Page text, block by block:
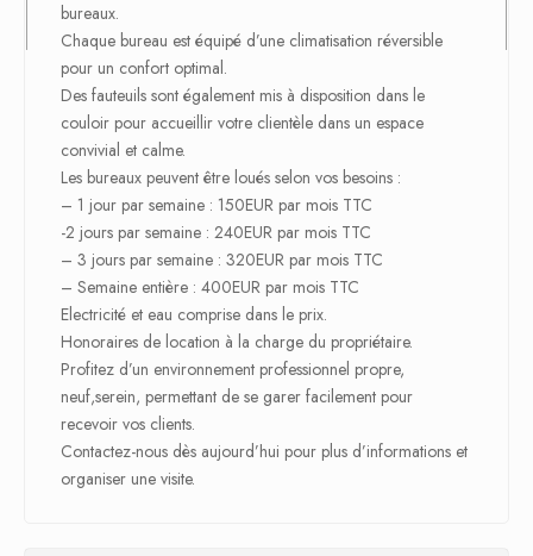
bureaux.
Chaque bureau est équipé d’une climatisation réversible
pour un confort optimal.
Des fauteuils sont également mis à disposition dans le
couloir pour accueillir votre clientèle dans un espace
convivial et calme.
Les bureaux peuvent être loués selon vos besoins :
– 1 jour par semaine : 150EUR par mois TTC
-2 jours par semaine : 240EUR par mois TTC
– 3 jours par semaine : 320EUR par mois TTC
– Semaine entière : 400EUR par mois TTC
Electricité et eau comprise dans le prix.
Honoraires de location à la charge du propriétaire.
Profitez d’un environnement professionnel propre,
neuf,serein, permettant de se garer facilement pour
recevoir vos clients.
Contactez-nous dès aujourd’hui pour plus d’informations et
organiser une visite.